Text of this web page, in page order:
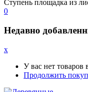
Ступень площадка из
0
Недавно
x
У вас нет товаров
Продолжить